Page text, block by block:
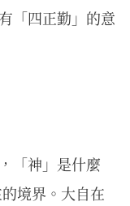
「四正勤」的意
「神」是什麼
境界。大自在